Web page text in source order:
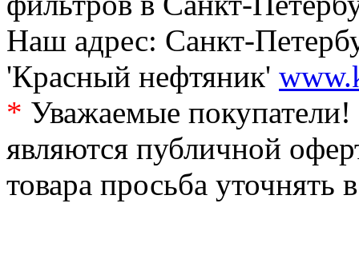
Наш адрес: Санкт-
'Красный нефтяник'
* Уважаемые
являются публичной
товара просьба уточнять